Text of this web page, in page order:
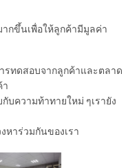
กขึ้นเพื่อให้ลูกค้ามีมูลค่า
รทดสอบจากลูกค้าและตลาด
า
ความท้าทายใหม่ ๆเรายัง
หาร่วมกันของเรา